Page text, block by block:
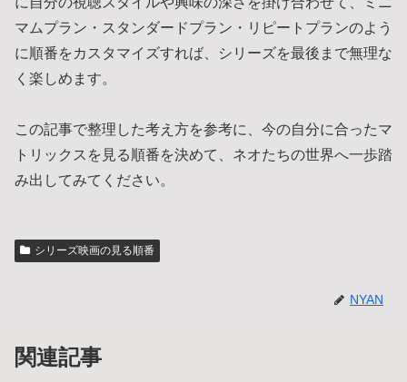
マムプラン・スタンダードプラン・リピートプランのよう
に順番をカスタマイズすれば、シリーズを最後まで無理な
く楽しめます。
この記事で整理した考え方を参考に、今の自分に合ったマ
トリックスを見る順番を決めて、ネオたちの世界へ一歩踏
み出してみてください。
シリーズ映画の見る順番
NYAN
関連記事